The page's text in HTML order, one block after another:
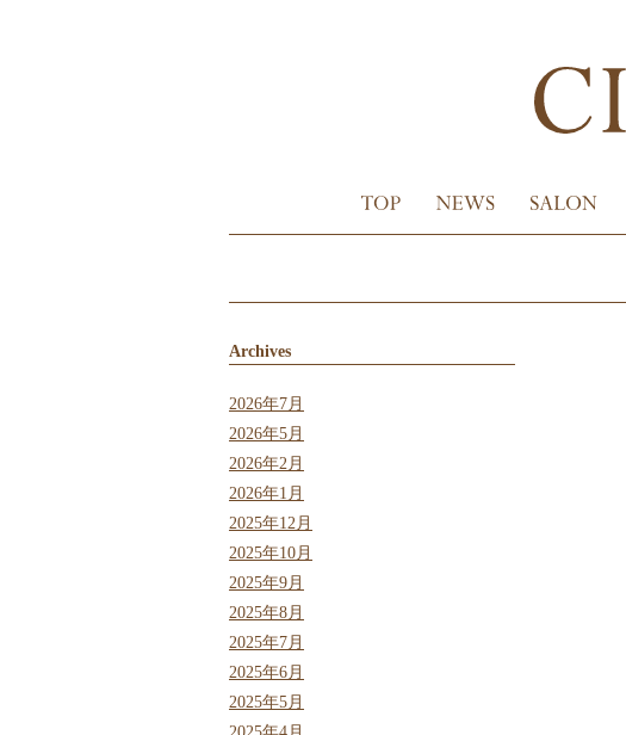
Archives
2026年7月
2026年5月
2026年2月
2026年1月
2025年12月
2025年10月
2025年9月
2025年8月
2025年7月
2025年6月
2025年5月